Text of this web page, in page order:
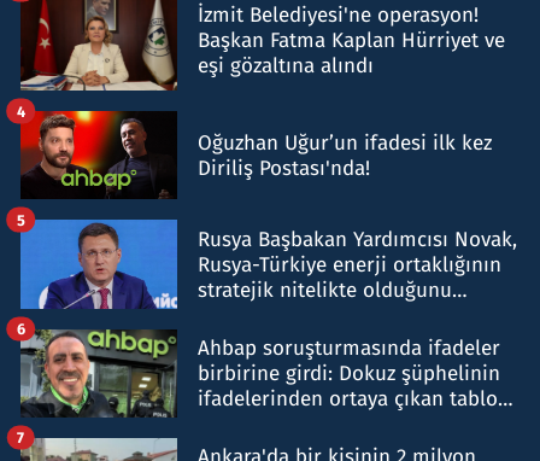
İzmit Belediyesi'ne operasyon!
Başkan Fatma Kaplan Hürriyet ve
eşi gözaltına alındı
Oğuzhan Uğur’un ifadesi ilk kez
Diriliş Postası'nda!
4
Rusya Başbakan Yardımcısı Novak,
Rusya-Türkiye enerji ortaklığının
stratejik nitelikte olduğunu
5
Ahbap soruşturmasında ifadeler
birbirine girdi: Dokuz şüphelinin
ifadelerinden ortaya çıkan tablo
6
7